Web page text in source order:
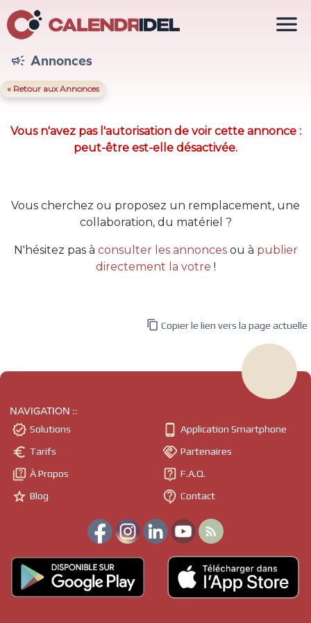
 Annonces
« Retour aux Annonces
Vous n'avez pas l'autorisation de voir cette annonce :
peut-être est-elle désactivée.
Vous cherchez ou proposez un remplacement, une
collaboration, du matériel ?
N'hésitez pas à consulter les annoncesou à publier
directement la votre !

 Copier le lien vers la page actuelle
NAVIGATION ::
 Solutions
 Tarifs
 À Propos
 Blog
 Application Smartphone
 Partenaires
 F.A.Q.
 Contact
